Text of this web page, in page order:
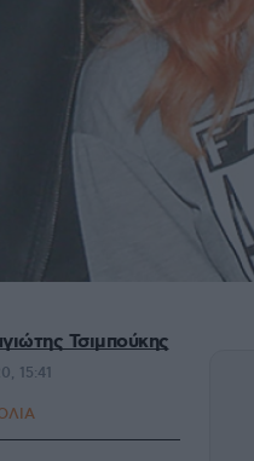
Τσιμπούκης
15:41